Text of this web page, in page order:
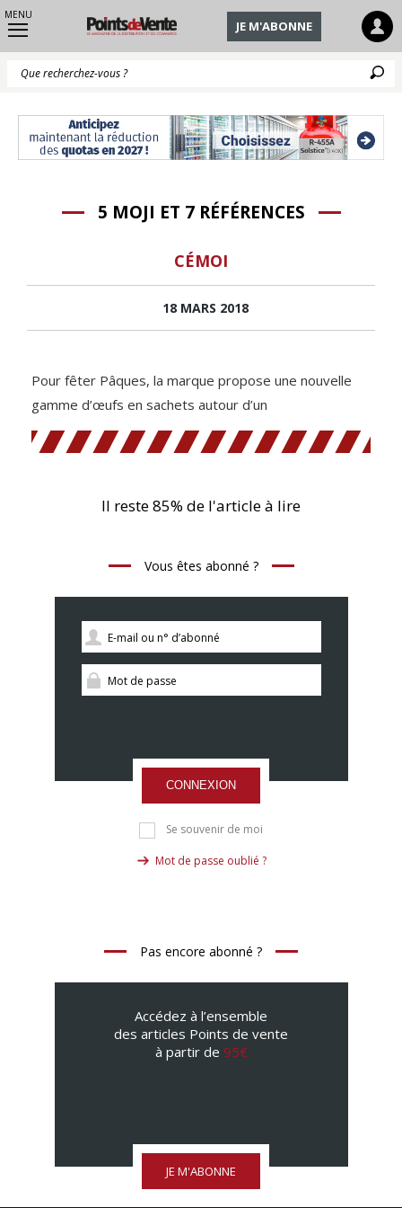
MENU
JE M'ABONNE
5 MOJI ET 7 RÉFÉRENCES
CÉMOI
18 MARS 2018
Pour fêter Pâques, la marque propose une nouvelle
gamme d’œufs en sachets autour d’un
Il reste 85% de l'article à lire
Vous êtes abonné ?
CONNEXION
Se souvenir de moi
Mot de passe oublié ?
Pas encore abonné ?
Accédez à l’ensemble
des articles Points de vente
à partir de 95€
JE M'ABONNE